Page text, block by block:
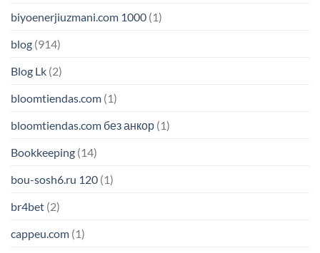
biyoenerjiuzmani.com 1000 (1)
blog (914)
Blog Lk (2)
bloomtiendas.com (1)
bloomtiendas.com без анкор (1)
Bookkeeping (14)
bou-sosh6.ru 120 (1)
br4bet (2)
cappeu.com (1)